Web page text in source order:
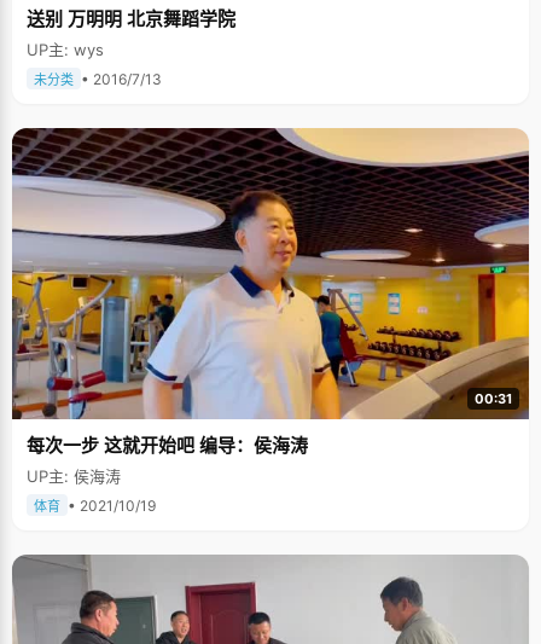
送别 万明明 北京舞蹈学院
UP主: wys
未分类 • 2016/7/13
00:31
每次一步 这就开始吧 编导：侯海涛
UP主: 侯海涛
体育 • 2021/10/19